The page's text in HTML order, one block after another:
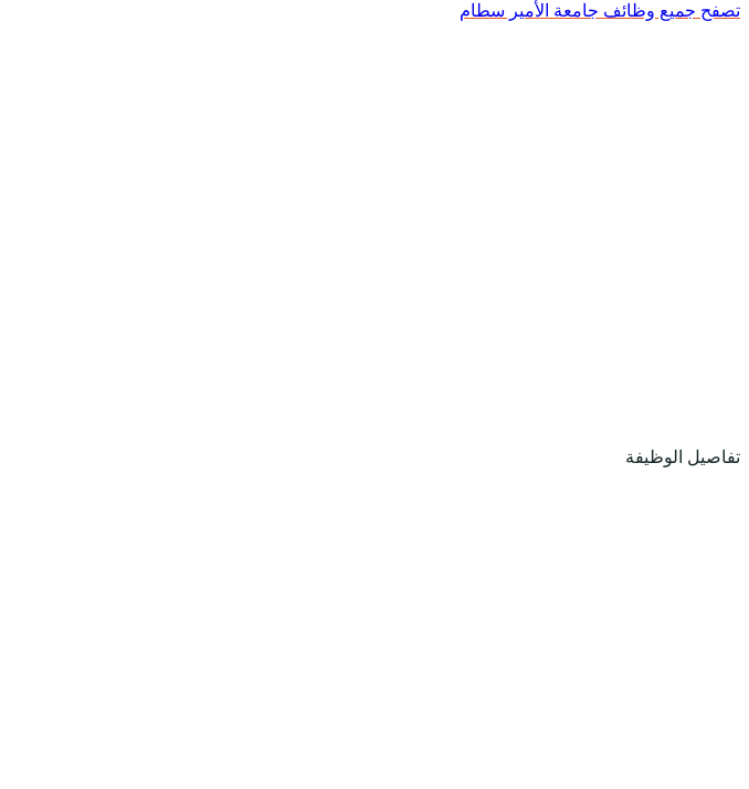
تصفح جميع وظائف جامعة الأمير سطام
تفاصيل الوظيفة